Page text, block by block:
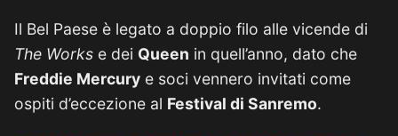
Il Bel Paese è legato a doppio filo alle vicende di
The Works e dei Queen in quell’anno, dato che
Freddie Mercury e soci vennero invitati come
ospiti d’eccezione al Festival di Sanremo.